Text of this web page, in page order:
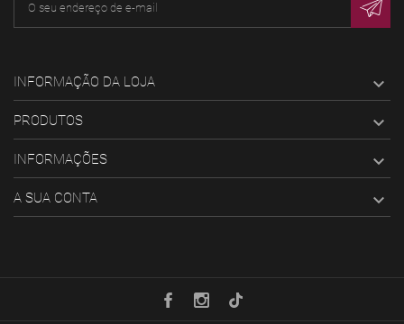
INFORMAÇÃO DA LOJA 
PRODUTOS 
INFORMAÇÕES 
A SUA CONTA 